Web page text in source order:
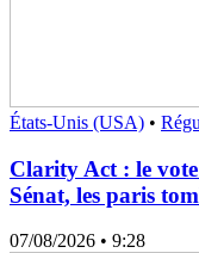
États-Unis (USA) •
Clarity Act : le
Sénat, les paris
07/08/2026 • 9:28